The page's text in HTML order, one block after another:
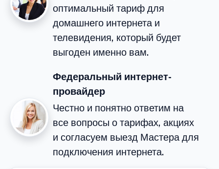
оптимальный тариф для
домашнего интернета и
телевидения, который будет
выгоден именно вам.
Федеральный интернет-
провайдер
Честно и понятно ответим на
все вопросы о тарифах, акциях
и согласуем выезд Мастера для
подключения интернета.